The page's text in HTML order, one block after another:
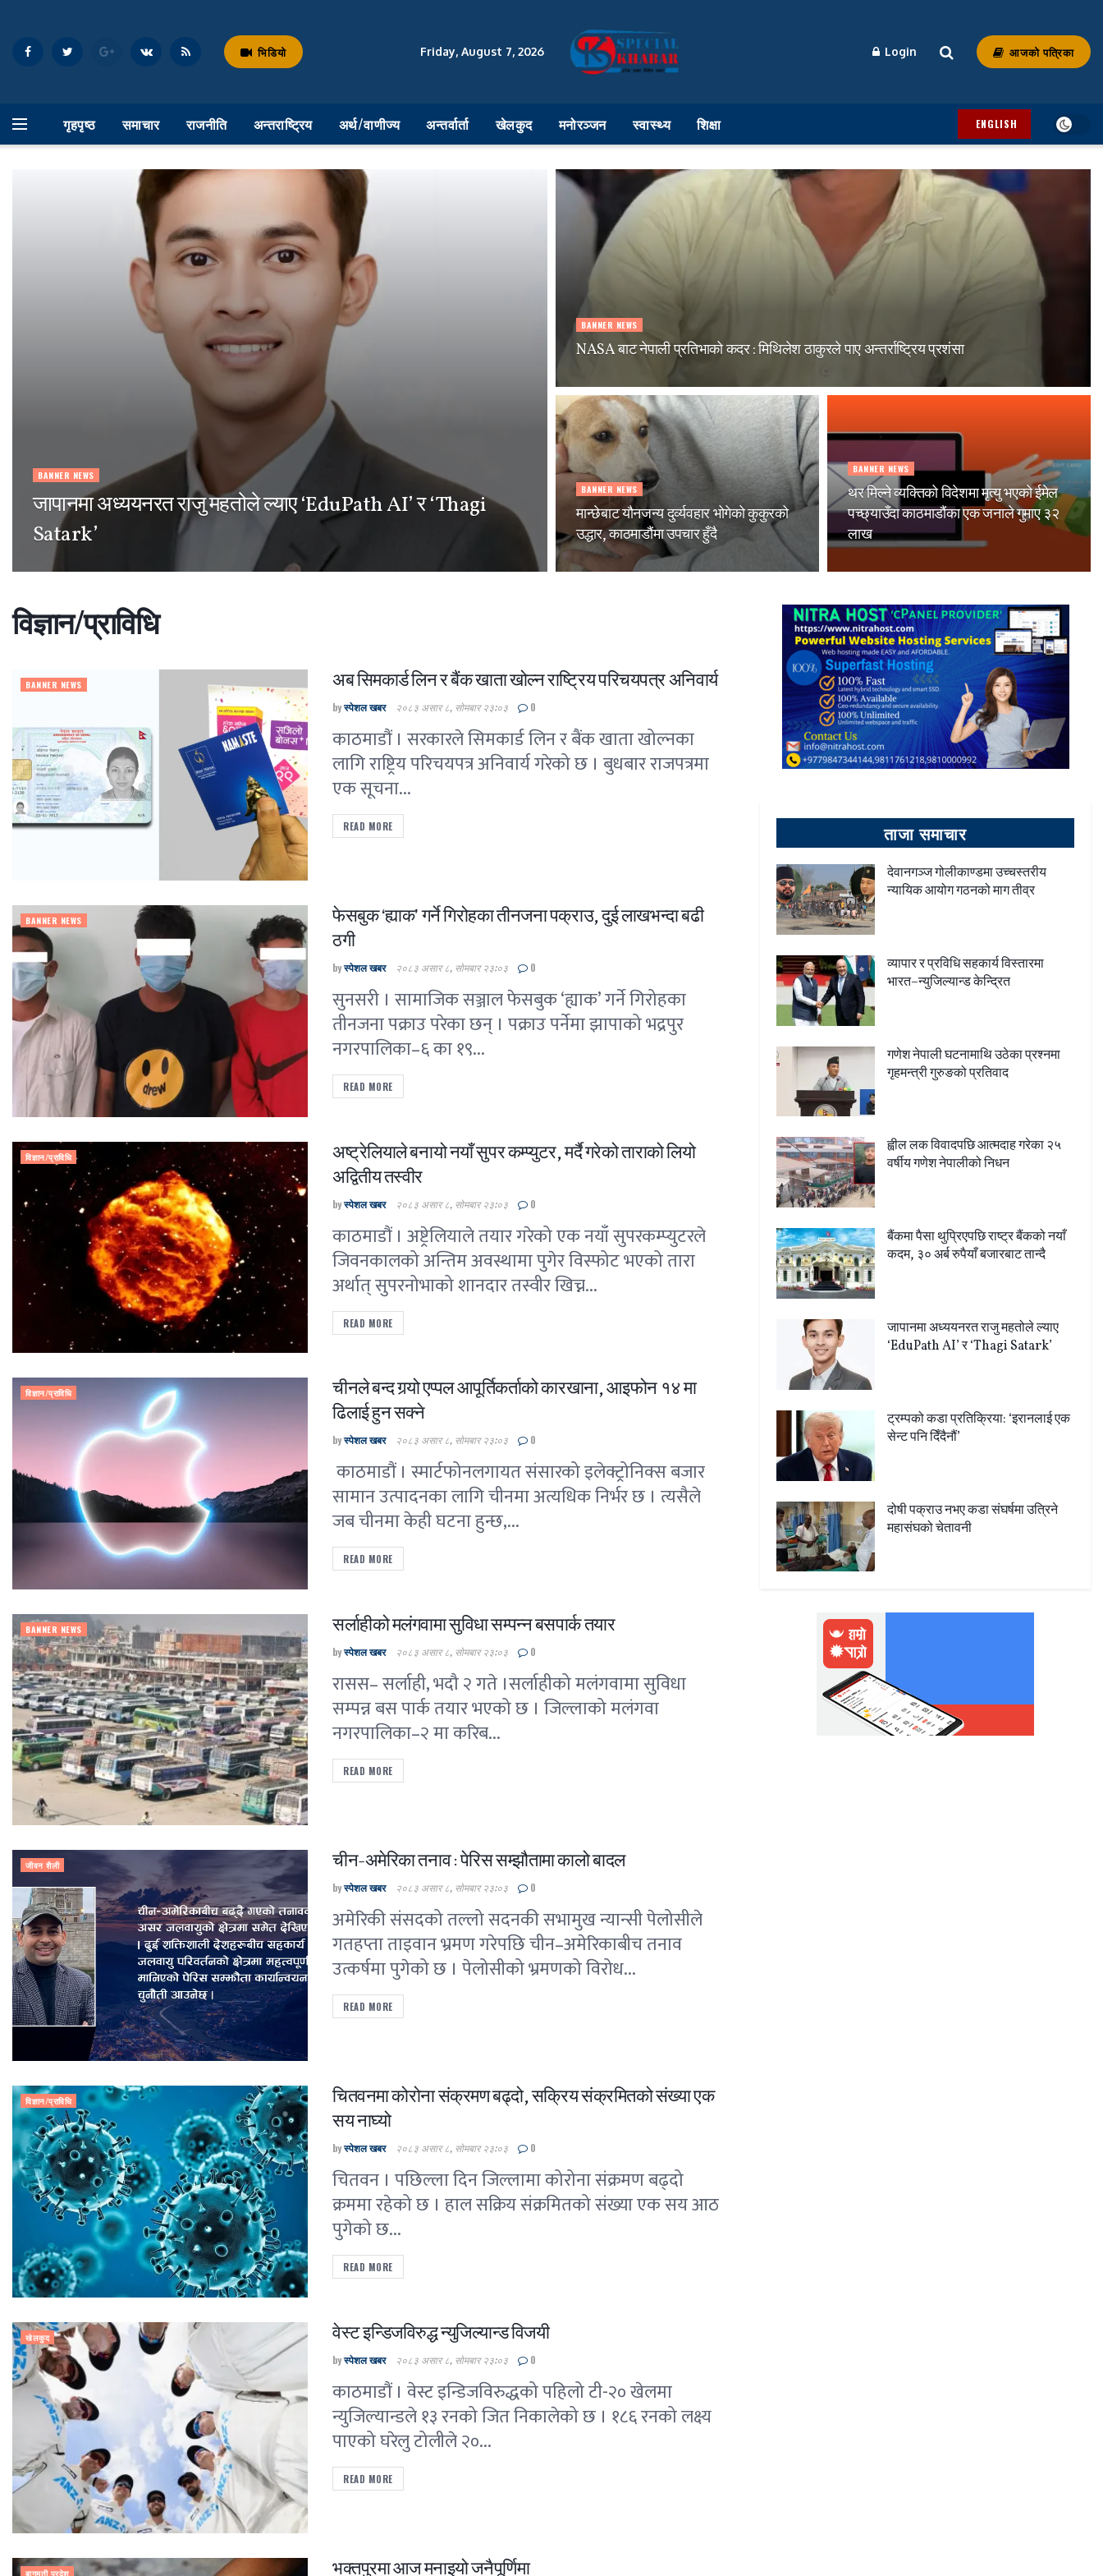
भिडियो Friday, August 7, 2026 Login आजको पत्रिका
गृहपृष्ठ समाचार राजनीति अन्तराष्ट्रिय अर्थ/वाणीज्य अन्तर्वार्ता खेलकुद मनोरञ्जन स्वास्थ्य शिक्षा ENGLISH
BANNER NEWS
जापानमा अध्ययनरत राजु महतोले ल्याए ‘EduPath AI’ र ‘Thagi
Satark’
BANNER NEWS
NASA बाट नेपाली प्रतिभाको कदर : मिथिलेश ठाकुरले पाए अन्तर्राष्ट्रिय प्रशंसा
BANNER NEWS
मान्छेबाट यौनजन्य दुर्व्यवहार भोगेको कुकुरको
उद्धार, काठमाडौंमा उपचार हुँदै
BANNER NEWS
थर मिल्ने व्यक्तिको विदेशमा मृत्यु भएको ईमेल
पच्छ्याउँदा काठमाडौंका एक जनाले गुमाए ३२
लाख
विज्ञान/प्राविधि
BANNER NEWS अब सिमकार्ड लिन र बैंक खाता खोल्न राष्ट्रिय परिचयपत्र अनिवार्य
byस्पेशल खबर २०८३ असार ८, सोमबार २३:०३ 0
काठमाडौं । सरकारले सिमकार्ड लिन र बैंक खाता खोल्नका
लागि राष्ट्रिय परिचयपत्र अनिवार्य गरेको छ । बुधबार राजपत्रमा
एक सूचना...
READ MORE
BANNER NEWS
फेसबुक ‘ह्याक’ गर्ने गिरोहका तीनजना पक्राउ, दुई लाखभन्दा बढी
ठगी
byस्पेशल खबर २०८३ असार ८, सोमबार २३:०३ 0
सुनसरी । सामाजिक सञ्जाल फेसबुक ‘ह्याक’ गर्ने गिरोहका
तीनजना पक्राउ परेका छन् । पक्राउ पर्नेमा झापाको भद्रपुर
नगरपालिका–६ का १९...
READ MORE
विज्ञान/प्राविधि
अष्ट्रेलियाले बनायो नयाँ सुपर कम्प्युटर, मर्दै गरेको ताराको लियो
अद्वितीय तस्वीर
byस्पेशल खबर २०८३ असार ८, सोमबार २३:०३ 0
काठमाडौं । अष्ट्रेलियाले तयार गरेको एक नयाँ सुपरकम्प्युटरले
जिवनकालको अन्तिम अवस्थामा पुगेर विस्फोट भएको तारा
अर्थात् सुपरनोभाको शानदार तस्वीर खिच्न...
READ MORE
विज्ञान/प्राविधि
चीनले बन्द गर्‍यो एप्पल आपूर्तिकर्ताको कारखाना, आइफोन १४ मा
ढिलाई हुन सक्ने
byस्पेशल खबर २०८३ असार ८, सोमबार २३:०३ 0
काठमाडौं । स्मार्टफोनलगायत संसारको इलेक्ट्रोनिक्स बजार
सामान उत्पादनका लागि चीनमा अत्यधिक निर्भर छ । त्यसैले
जब चीनमा केही घटना हुन्छ,...
READ MORE
BANNER NEWS सर्लाहीको मलंगवामा सुविधा सम्पन्न बसपार्क तयार
byस्पेशल खबर २०८३ असार ८, सोमबार २३:०३ 0
रासस– सर्लाही, भदौ २ गते ।सर्लाहीको मलंगवामा सुविधा
सम्पन्न बस पार्क तयार भएको छ । जिल्लाको मलंगवा
नगरपालिका–२ मा करिब...
READ MORE
जीवन शैली चीन-अमेरिका तनाव : पेरिस सम्झौतामा कालो बादल
byस्पेशल खबर २०८३ असार ८, सोमबार २३:०३ 0
अमेरिकी संसदको तल्लो सदनकी सभामुख न्यान्सी पेलोसीले
गतहप्ता ताइवान भ्रमण गरेपछि चीन–अमेरिकाबीच तनाव
उत्कर्षमा पुगेको छ । पेलोसीको भ्रमणको विरोध...
READ MORE
विज्ञान/प्राविधि
चितवनमा कोरोना संक्रमण बढ्दो, सक्रिय संक्रमितको संख्या एक
सय नाघ्यो
byस्पेशल खबर २०८३ असार ८, सोमबार २३:०३ 0
चितवन । पछिल्ला दिन जिल्लामा कोरोना संक्रमण बढ्दो
क्रममा रहेको छ । हाल सक्रिय संक्रमितको संख्या एक सय आठ
पुगेको छ...
READ MORE
खेलकुद वेस्ट इन्डिजविरुद्ध न्युजिल्यान्ड विजयी
byस्पेशल खबर २०८३ असार ८, सोमबार २३:०३ 0
काठमाडौं । वेस्ट इन्डिजविरुद्धको पहिलो टी-२० खेलमा
न्युजिल्यान्डले १३ रनको जित निकालेको छ । १८६ रनको लक्ष्य
पाएको घरेलु टोलीले २०...
READ MORE
बागमती प्रदेश भक्तपुरमा आज मनाइयो जनैपूर्णिमा
ताजा समाचार
देवानगञ्ज गोलीकाण्डमा उच्चस्तरीय
न्यायिक आयोग गठनको माग तीव्र
व्यापार र प्रविधि सहकार्य विस्तारमा
भारत–न्युजिल्यान्ड केन्द्रित
गणेश नेपाली घटनामाथि उठेका प्रश्नमा
गृहमन्त्री गुरुङको प्रतिवाद
ह्वील लक विवादपछि आत्मदाह गरेका २५
वर्षीय गणेश नेपालीको निधन
बैंकमा पैसा थुप्रिएपछि राष्ट्र बैंकको नयाँ
कदम, ३० अर्ब रुपैयाँ बजारबाट तान्दै
जापानमा अध्ययनरत राजु महतोले ल्याए
‘EduPath AI’ र ‘Thagi Satark’
ट्रम्पको कडा प्रतिक्रिया: ‘इरानलाई एक
सेन्ट पनि दिँदैनौं’
दोषी पक्राउ नभए कडा संघर्षमा उत्रिने
महासंघको चेतावनी